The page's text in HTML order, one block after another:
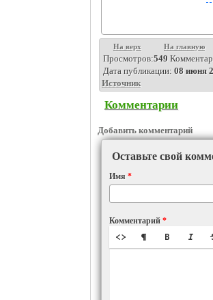
На верх На главную
Просмотров:549
Дата публикации: 08 июня
Источник
Комментарии
Добавить комментарий
Оставьте свой
Имя *
Комментарий *